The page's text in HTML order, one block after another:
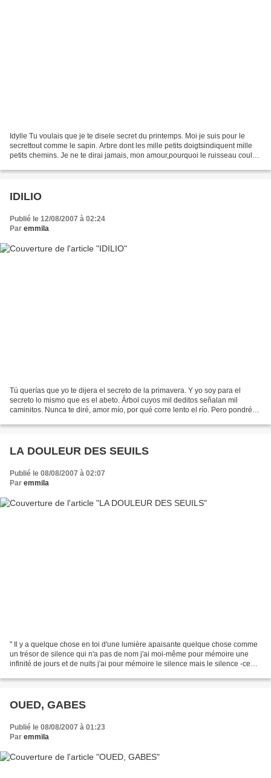
Idylle Tu voulais que je te disele secret du printemps. Moi je suis pour le
secrettout comme le sapin. Arbre dont les mille petits doigtsindiquent mille
petits chemins. Je ne te dirai jamais, mon amour,pourquoi le ruisseau coule
IDILIO
Publié le 12/08/2007 à 02:24
Par emmila
Tú querías que yo te dijera el secreto de la primavera. Y yo soy para el
secreto lo mismo que es el abeto. Árbol cuyos mil deditos señalan mil
caminitos. Nunca te diré, amor mío, por qué corre lento el río. Pero pondré
LA DOULEUR DES SEUILS
Publié le 08/08/2007 à 02:07
Par emmila
" Il y a quelque chose en toi d'une lumière apaisante quelque chose comme
un trésor de silence qui n'a pas de nom j'ai moi-même pour mémoire une
infinité de jours et de nuits j'ai pour mémoire le silence mais le silence -ce
OUED, GABES
Publié le 08/08/2007 à 01:23
Par emmila